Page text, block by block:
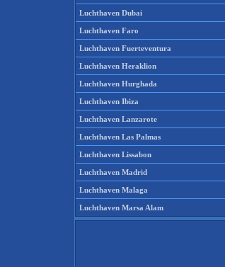
Luchthaven Dubai
Luchthaven Faro
Luchthaven Fuerteventura
Luchthaven Heraklion
Luchthaven Hurghada
Luchthaven Ibiza
Luchthaven Lanzarote
Luchthaven Las Palmas
Luchthaven Lissabon
Luchthaven Madrid
Luchthaven Malaga
Luchthaven Marsa Alam